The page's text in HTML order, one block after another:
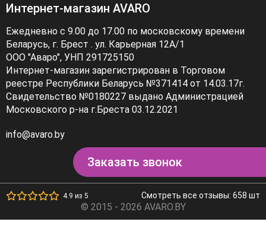
Интернет-магазин AVARO
Ежедневно с 9.00 до 17.00 по московскому времени
Беларусь, г. Брест . ул. Карьерная 12А/1
ООО "Аваро", УНП 291725150
Интернет-магазин зарегистрирован в Торговом
реестре Республики Беларусь №371414 от 14.03.17г.
Свидетельство №0180227 выдано Администрацией
Московского р-на г.Бреста 03.12.2021
info@avaro.by
Заказать звонок
4.9 из 5 Смотреть все отзывы: 658 шт
© 2015 - 2026 AVARO.BY